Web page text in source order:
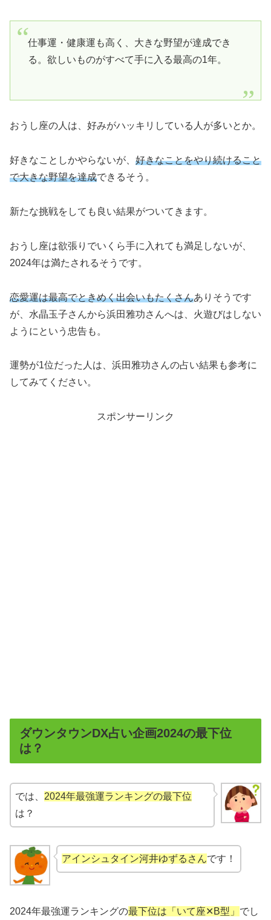
仕事運・健康運も高く、大きな野望が達成でき
る。欲しいものがすべて手に入る最高の1年。
おうし座の人は、好みがハッキリしている人が多いとか。
好きなことしかやらないが、 好きなことをやり続けること
で大きな野望を達成できるそう。
新たな挑戦をしても良い結果がついてきます。
おうし座は欲張りでいくら手に入れても満足しないが、
2024年は満たされるそうです。
恋愛運は最高でときめく出会いもたくさんありそうです
が、水晶玉子さんから浜田雅功さんへは、火遊びはしない
ようにという忠告も。
運勢が1位だった人は、浜田雅功さんの占い結果も参考に
してみてください。
スポンサーリンク
ダウンタウンDX占い企画2024の最下位
は？
では、 2024年最強運ランキングの最下位
は？
アインシュタイン河井ゆずるさんです！
2024年最強運ランキングの最下位は「いて座✕B型」 でし